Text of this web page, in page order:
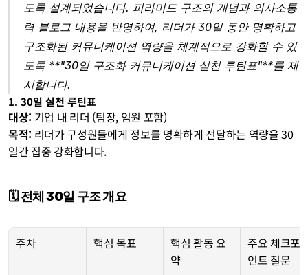
도록 설계되었습니다. 피라미드 구조의 개념과 의사소통
력 블로그 내용을 반영하여, 리더가 30일 동안 명확하고
구조화된 커뮤니케이션 역량을 체계적으로 강화할 수 있
도록 **"30일 구조화 커뮤니케이션 실천 루틴표"**를 제
시합니다.
1. 30일 실천 루틴표
대상: 기업 내 리더 (팀장, 임원 포함)
목적: 리더가 구성원들에게 정보를 명확하게 전달하는 역량을 30
일간 집중 강화합니다.
🗓️ 전체 30일 구조 개요
주차 핵심 목표
핵심 활동 요
약
주요 체크포
인트 질문